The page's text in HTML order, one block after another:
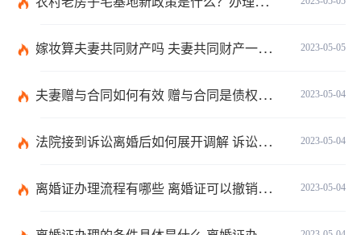
2023-05-05
嫁妆算夫妻共同财产吗 夫妻共同财产一方有权单独处理吗？
2023-05-04
夫妻赠与合同如何有效 赠与合同是债权合同吗？
2023-05-04
法院接到诉讼离婚后如何展开调解 诉讼离婚要多久才能离？
2023-05-04
离婚证办理流程有哪些 离婚证可以撤销吗？